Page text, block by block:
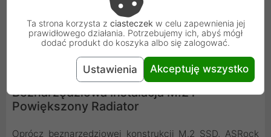
Beznarzędziowa Instalacja M.2 i
Powiększony Radiator
Oprócz beznarzędziowej konstrukcji M.2 SSD, ASRock
Ta strona korzysta z ciasteczek w celu zapewnienia jej
prawidłowego działania. Potrzebujemy ich, abyś mógł
dodać produkt do koszyka albo się zalogować.
Ustawienia Akceptuję wszystko